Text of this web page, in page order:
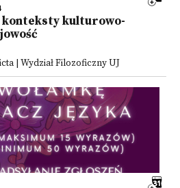
kulturowo-
| Wydział Filozoficzny UJ